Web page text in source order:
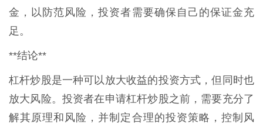
金，以防范风险，投资者需要确保自己的保证金充
足。
**结论**
杠杆炒股是一种可以放大收益的投资方式，但同时也
放大风险。投资者在申请杠杆炒股之前，需要充分了
解其原理和风险，并制定合理的投资策略，控制风